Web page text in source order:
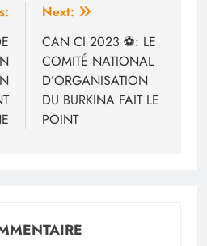
Next:
CAN CI 2023 ⚽: LE
COMITÉ NATIONAL
D’ORGANISATION
DU BURKINA FAIT LE
POINT